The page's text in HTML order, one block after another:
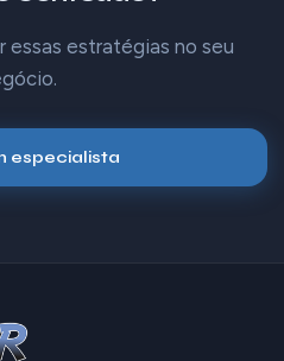
essas estratégias no seu
especialista